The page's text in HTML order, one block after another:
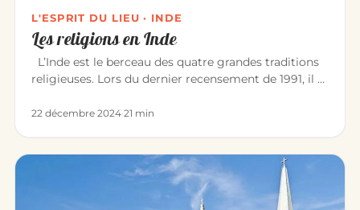
L'ESPRIT DU LIEU · INDE
Les religions en Inde
L’Inde est le berceau des quatre grandes traditions
religieuses. Lors du dernier recensement de 1991, il y
22 décembre 2024·21 min